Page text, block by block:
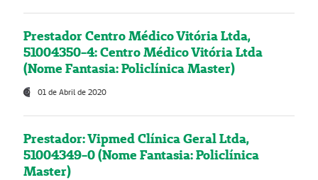
Prestador Centro Médico Vitória Ltda,
51004350-4: Centro Médico Vitória Ltda
(Nome Fantasia: Policlínica Master)
01 de Abril de 2020
Prestador: Vipmed Clínica Geral Ltda,
51004349-0 (Nome Fantasia: Policlínica
Master)